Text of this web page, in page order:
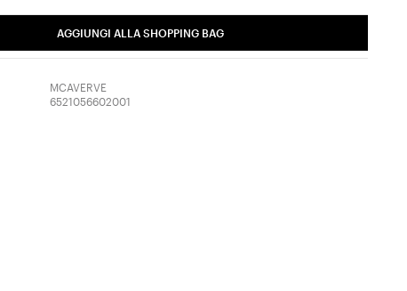
AGGIUNGI ALLA SHOPPING BAG
MCAVERVE
6521056602001